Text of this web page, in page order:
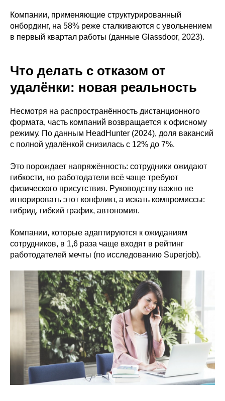
Компании, применяющие структурированный
онбординг, на 58% реже сталкиваются с увольнением
в первый квартал работы (данные Glassdoor, 2023).
Что делать с отказом от
удалёнки: новая реальность
Несмотря на распространённость дистанционного
формата, часть компаний возвращается к офисному
режиму. По данным HeadHunter (2024), доля вакансий
с полной удалёнкой снизилась с 12% до 7%.
Это порождает напряжённость: сотрудники ожидают
гибкости, но работодатели всё чаще требуют
физического присутствия. Руководству важно не
игнорировать этот конфликт, а искать компромиссы:
гибрид, гибкий график, автономия.
Компании, которые адаптируются к ожиданиям
сотрудников, в 1,6 раза чаще входят в рейтинг
работодателей мечты (по исследованию Superjob).